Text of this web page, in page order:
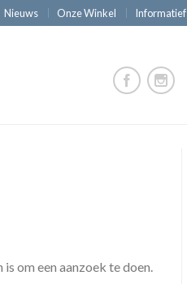
Nieuws Onze Winkel Informatief
om een aanzoek te doen.